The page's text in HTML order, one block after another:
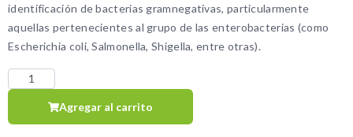
identificación de bacterias gramnegativas, particularmente
aquellas pertenecientes al grupo de las enterobacterias (como
Escherichia coli, Salmonella, Shigella, entre otras).
Agregar al carrito